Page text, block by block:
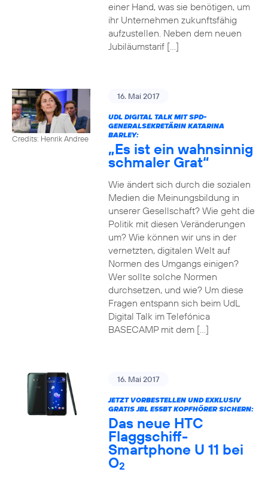
einer Hand, was sie benötigen, um
ihr Unternehmen zukunftsfähig
aufzustellen. Neben dem neuen
Jubiläumstarif […]
Credits: Henrik Andree
16. Mai 2017
UDL DIGITAL TALK MIT SPD-
GENERALSEKRETÄRIN KATARINA
BARLEY:
„Es ist ein wahnsinnig
schmaler Grat“
Wie ändert sich durch die sozialen
Medien die Meinungsbildung in
unserer Gesellschaft? Wie geht die
Politik mit diesen Veränderungen
um? Wie können wir uns in der
vernetzten, digitalen Welt auf
Normen des Umgangs einigen?
Wer sollte solche Normen
durchsetzen, und wie? Um diese
Fragen entspann sich beim UdL
Digital Talk im Telefónica
BASECAMP mit dem […]
16. Mai 2017
JETZT VORBESTELLEN UND EXKLUSIV
GRATIS JBL E55BT KOPFHÖRER SICHERN:
Das neue HTC
Flaggschiff-
Smartphone U 11 bei
O2